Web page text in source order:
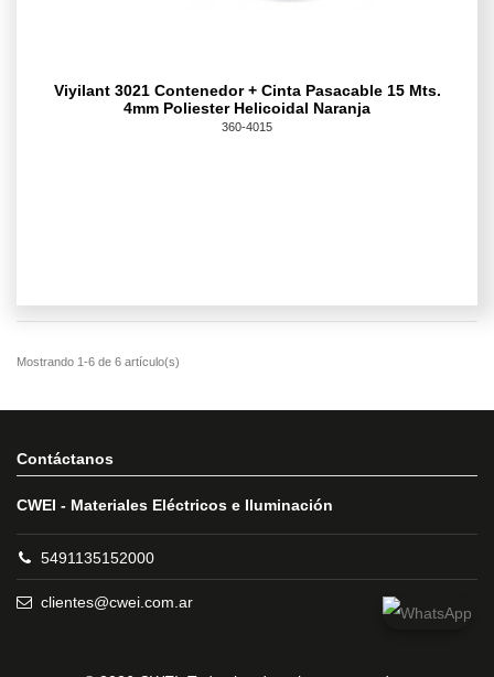
Viyilant 3021 Contenedor + Cinta Pasacable 15 Mts.
4mm Poliester Helicoidal Naranja
360-4015
Contáctanos
CWEI - Materiales Eléctricos e Iluminación
5491135152000
clientes@cwei.com.ar